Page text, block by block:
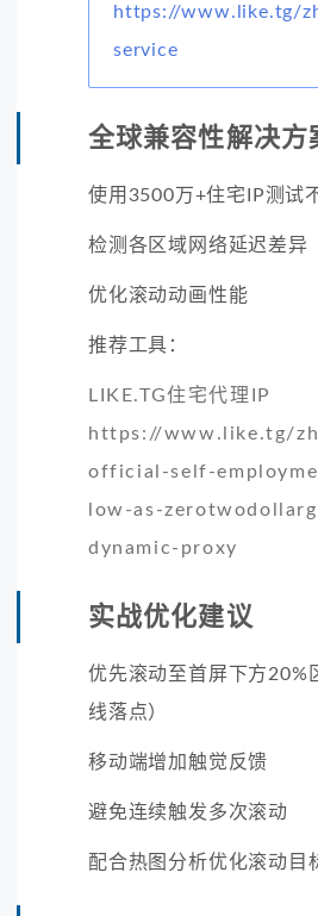
https://www.like.tg/
service
全球兼容性解决方
使用3500万+住宅IP测试
检测各区域网络延迟差异
优化滚动动画性能
推荐工具：
LIKE.TG住宅代理IP
https://www.like.tg/
official-self-
low-as-
dynamic-proxy
实战优化建议
优先滚动至首屏下方20%
线落点）
移动端增加触觉反馈
避免连续触发多次滚动
配合热图分析优化滚动目